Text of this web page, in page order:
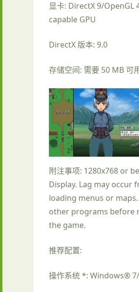
显卡: DirectX 9/OpenGL
capable GPU
DirectX 版本: 9.0
存储空间: 需要 50 MB 可
附注事项: 1280x768 or
Display. Lag may occur
loading menus or
other programs before
the game.
推荐配置:
操作系统 *: Windows®